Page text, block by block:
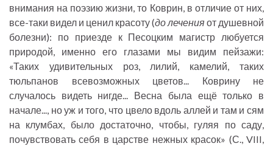
внимания на поэзию жизни, то Коврин, в отличие от них,
все-таки видел и ценил красоту (до леченияот душевной
болезни): по приезде к Песоцким магистр любуется
природой, именно его глазами мы видим пейзажи:
«Таких удивительных роз, лилий, камелий, таких
тюльпанов всевозможных цветов... Коврину не
случалось видеть нигде... Весна была ещё только в
начале..., но уж и того, что цвело вдоль аллей и там и сям
на клумбах, было достаточно, чтобы, гуляя по саду,
почувствовать себя в царстве нежных красок» (С., VIII,